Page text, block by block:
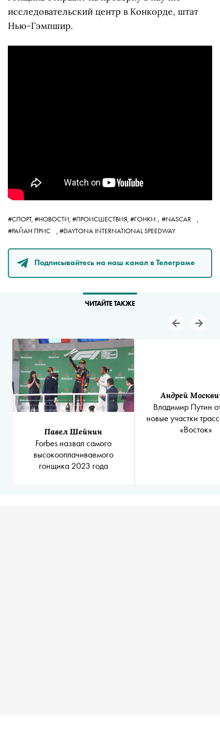
исследовательский центр в Конкорде, штат
Нью-Гэмпшир.
#СПОРТ, #НОВОСТИ, #ПРОИСШЕСТВИЯ, #ГОНКИ , #NASCAR
,
#РАЙАН ПРИС
, #DAYTONA INTERNATIONAL SPEEDWAY
Подписывайтесь на наш канал в Телеграме
ЧИТАЙТЕ ТАКЖЕ
Павел Шейнин
Forbes назвал самого
высокооплачиваемого
гонщика 2023 года
Андрей
Владимир Путин
новые участки
«Восток»